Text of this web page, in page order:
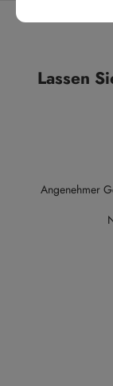
Lassen
Angenehmer